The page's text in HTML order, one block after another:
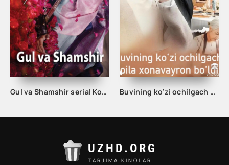
Gul va Shamshir serial Korea Barcha qismlar Uzbek tilida / Гул ва Шамшир сериал Кореа Барча қисмлар Узбек тилида Buvining ko'zi ochilgach oila xonavayron bo'ldi 1-2-3-4-5-10-20-30-40-50-60-70 Qism drama koreya seriali uzbek tilida Barcha qismlar
UZHD.ORG
TARJIMA KINOLAR